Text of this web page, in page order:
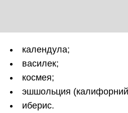
календула;
василек;
космея;
эшшольция
иберис.